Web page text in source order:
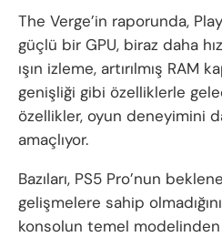
The Verge’in raporunda,
güçlü bir GPU, biraz daha
ışın izleme, artırılmış RAM
genişliği gibi özelliklerle
özellikler, oyun deneyimini
amaçlıyor.
Bazıları, PS5 Pro’nun
gelişmelere sahip
konsolun temel